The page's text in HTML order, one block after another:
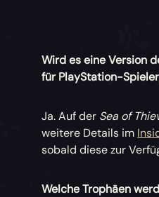
Wird es eine Version
für PlayStation-
Ja. Auf der Sea of
weitere Details im
sobald diese zur
Welche Trophäen